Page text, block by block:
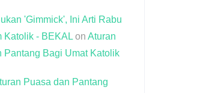
'Gimmick', Ini Arti Rabu
Katolik - BEKAL onAturan
Pantang Bagi Umat Katolik
Puasa dan Pantang